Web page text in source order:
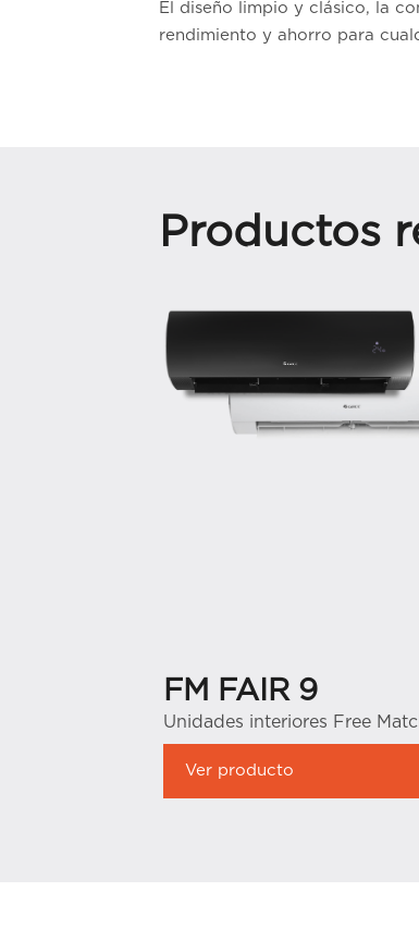
El diseño limpio y clásico, la
rendimiento y ahorro para
Productos
FM FAIR 9
Unidades interiores Free
Ver producto